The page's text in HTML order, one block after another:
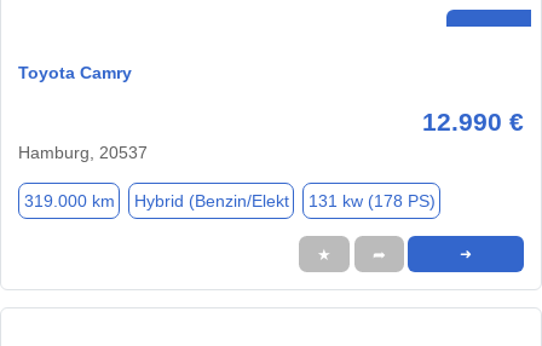
Toyota Camry
12.990 €
Hamburg, 20537
319.000 km Hybrid (Benzin/Elekt 131 kw (178 PS)
★ ➦ ➜